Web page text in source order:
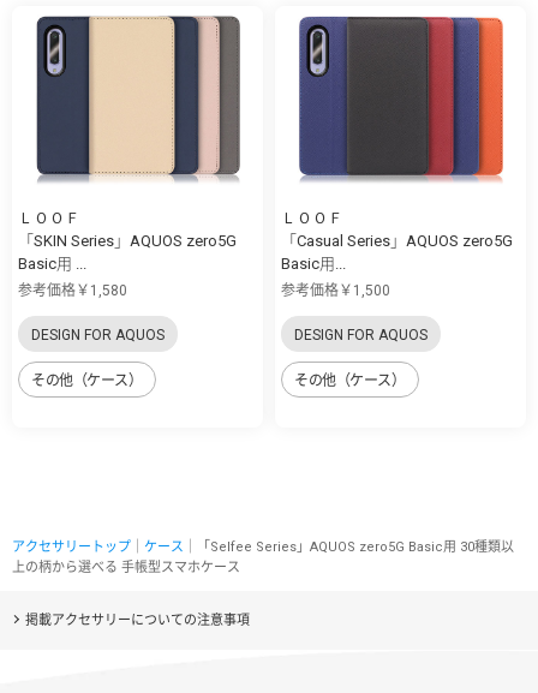
ＬＯＯＦ
「SKIN Series」AQUOS zero5G
Basic用 ...
参考価格￥1,580
DESIGN FOR AQUOS
その他（ケース）
ＬＯＯＦ
「Casual Series」AQUOS zero5G
Basic用...
参考価格￥1,500
DESIGN FOR AQUOS
その他（ケース）
アクセサリートップ ケース ｜「Selfee Series」AQUOS zero5G Basic用 30種類以
上の柄から選べる 手帳型スマホケース
掲載アクセサリーについての注意事項